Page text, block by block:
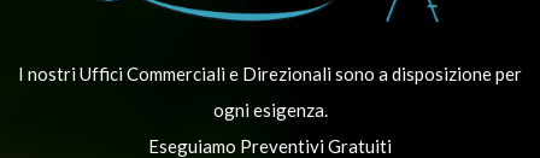
I nostri Uffici Commerciali e Direzionali sono a disposizione per
ogni esigenza.
Eseguiamo Preventivi Gratuiti